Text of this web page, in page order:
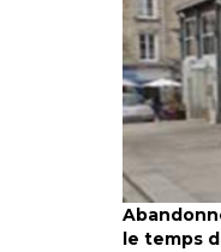
le temps